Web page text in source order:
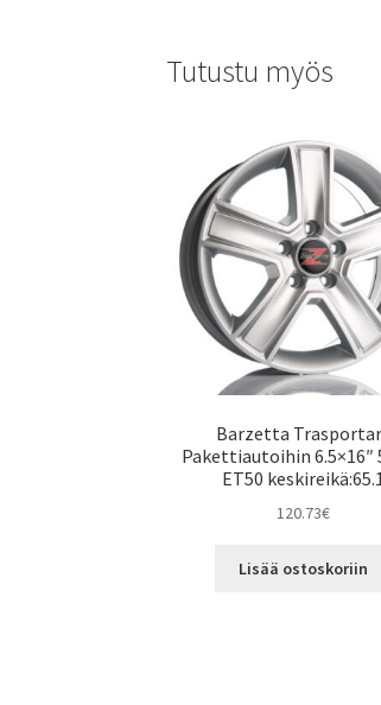
Tutustu myös
Barzetta
Pakettiautoihin 6.5×16″
ET50 keskireikä:65.1
120.73€
Lisää ostoskoriin